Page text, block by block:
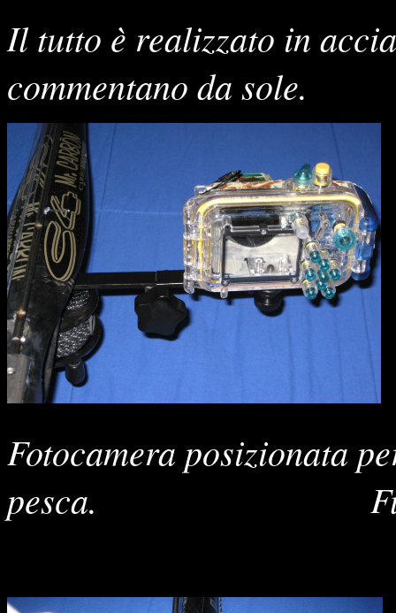
Il tutto è realizzato in
commentano da sole.
Fotocamera posizionata
pesca. Fucile